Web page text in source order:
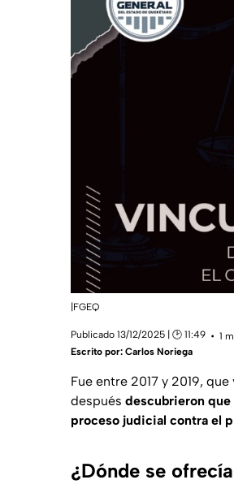
|FGEQ
Publicado 13/12/2025 | 🕑 11:49
1
Escrito por: Carlos Noriega
Fue entre 2017 y 2019,
después descubrieron
proceso judicial contra el
¿Dónde se